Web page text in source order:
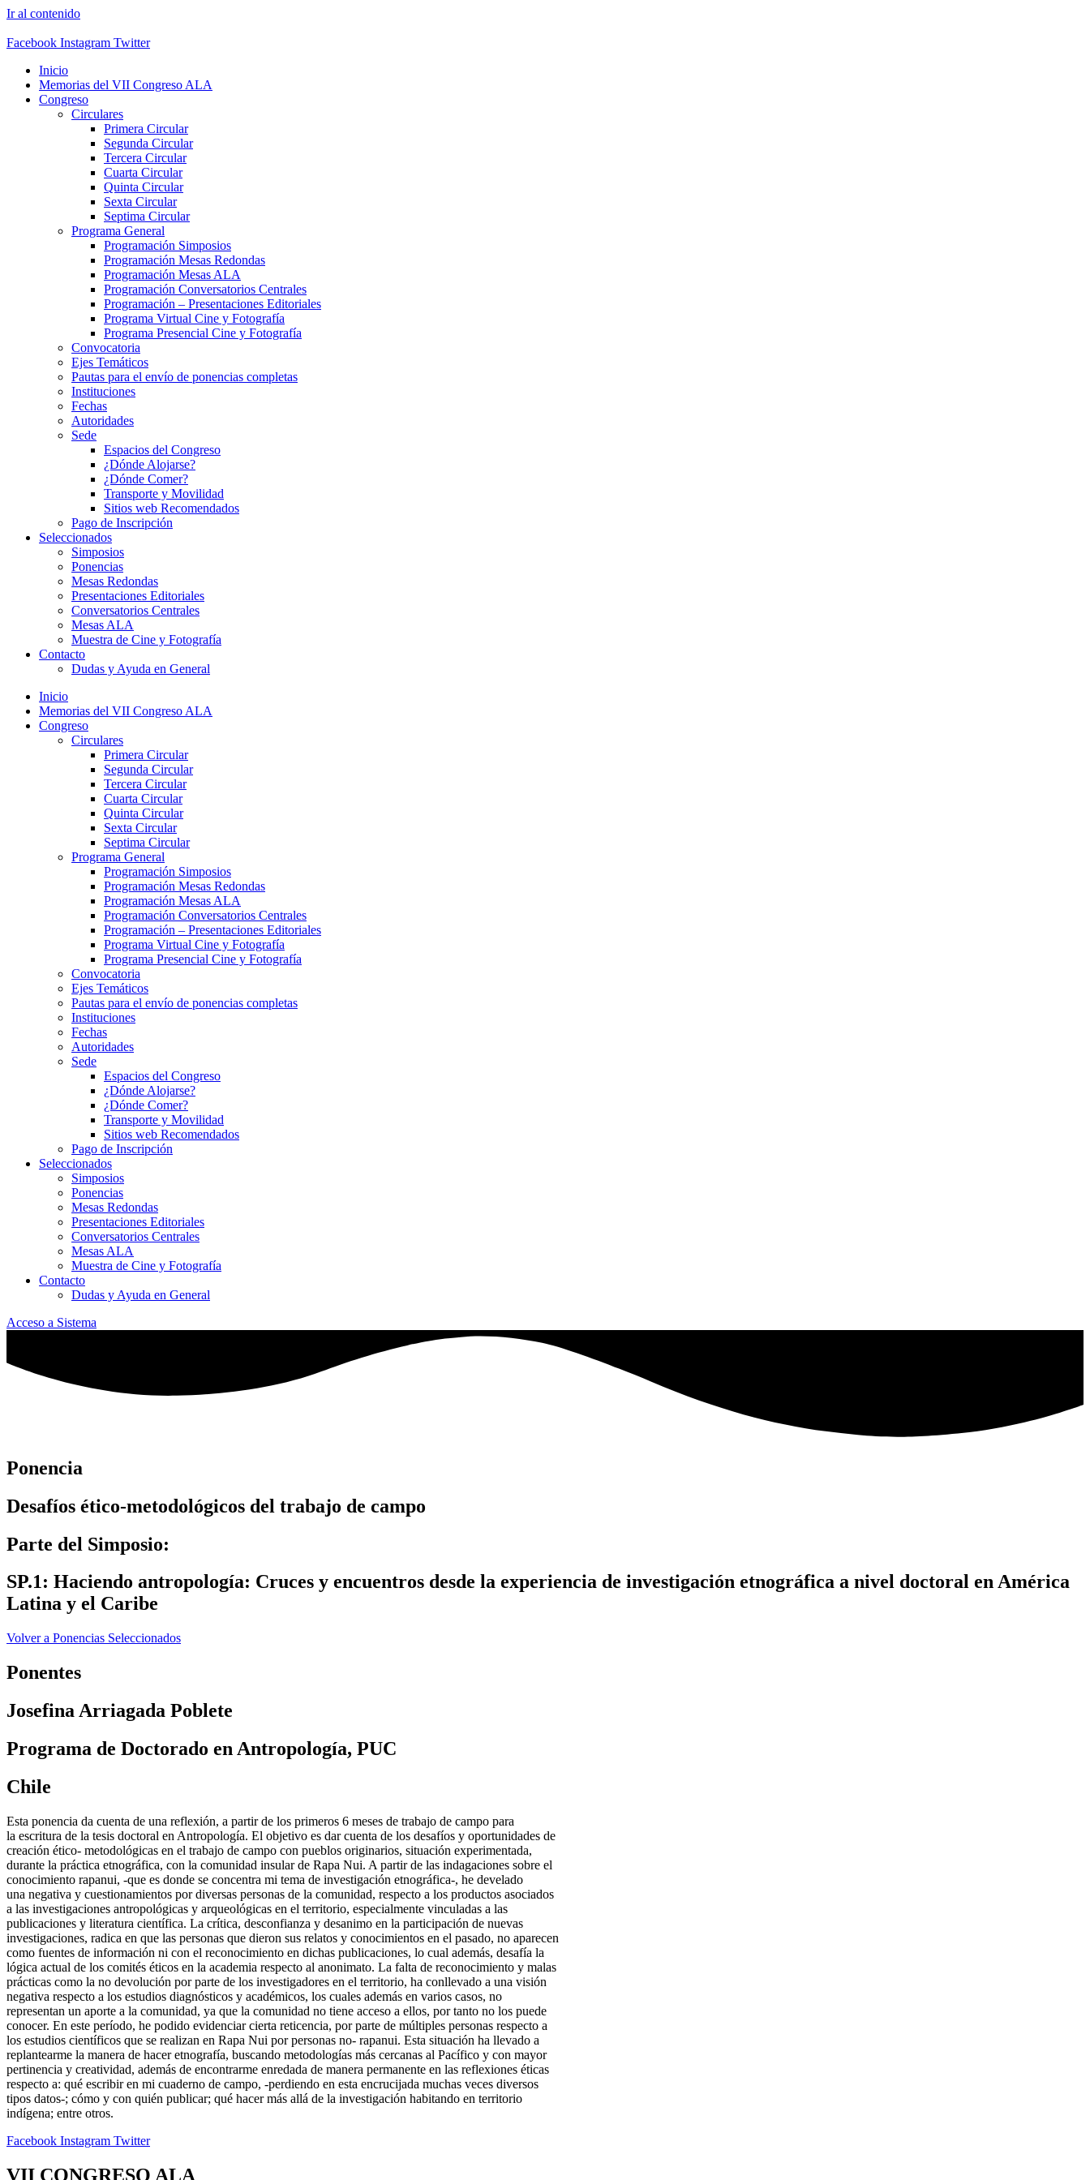
Ir al contenido
Facebook Instagram Twitter
Inicio
Memorias del VII Congreso ALA
Congreso
Circulares
Primera Circular
Segunda Circular
Tercera Circular
Cuarta Circular
Quinta Circular
Sexta Circular
Septima Circular
Programa General
Programación Simposios
Programación Mesas Redondas
Programación Mesas ALA
Programación Conversatorios Centrales
Programación – Presentaciones Editoriales
Programa Virtual Cine y Fotografía
Programa Presencial Cine y Fotografía
Convocatoria
Ejes Temáticos
Pautas para el envío de ponencias completas
Instituciones
Fechas
Autoridades
Sede
Espacios del Congreso
¿Dónde Alojarse?
¿Dónde Comer?
Transporte y Movilidad
Sitios web Recomendados
Pago de Inscripción
Seleccionados
Simposios
Ponencias
Mesas Redondas
Presentaciones Editoriales
Conversatorios Centrales
Mesas ALA
Muestra de Cine y Fotografía
Contacto
Dudas y Ayuda en General
Inicio
Memorias del VII Congreso ALA
Congreso
Circulares
Primera Circular
Segunda Circular
Tercera Circular
Cuarta Circular
Quinta Circular
Sexta Circular
Septima Circular
Programa General
Programación Simposios
Programación Mesas Redondas
Programación Mesas ALA
Programación Conversatorios Centrales
Programación – Presentaciones Editoriales
Programa Virtual Cine y Fotografía
Programa Presencial Cine y Fotografía
Convocatoria
Ejes Temáticos
Pautas para el envío de ponencias completas
Instituciones
Fechas
Autoridades
Sede
Espacios del Congreso
¿Dónde Alojarse?
¿Dónde Comer?
Transporte y Movilidad
Sitios web Recomendados
Pago de Inscripción
Seleccionados
Simposios
Ponencias
Mesas Redondas
Presentaciones Editoriales
Conversatorios Centrales
Mesas ALA
Muestra de Cine y Fotografía
Contacto
Dudas y Ayuda en General
Acceso a Sistema
Ponencia
Desafíos ético-metodológicos del trabajo de campo
Parte del Simposio:
SP.1: Haciendo antropología: Cruces y encuentros desde la experiencia de investigación etnográfica a nivel doctoral en América
Latina y el Caribe
Volver a Ponencias Seleccionados
Ponentes
Josefina Arriagada Poblete
Programa de Doctorado en Antropología, PUC
Chile
Esta ponencia da cuenta de una reflexión, a partir de los primeros 6 meses de trabajo de campo para
la escritura de la tesis doctoral en Antropología. El objetivo es dar cuenta de los desafíos y oportunidades de
creación ético- metodológicas en el trabajo de campo con pueblos originarios, situación experimentada,
durante la práctica etnográfica, con la comunidad insular de Rapa Nui. A partir de las indagaciones sobre el
conocimiento rapanui, -que es donde se concentra mi tema de investigación etnográfica-, he develado
una negativa y cuestionamientos por diversas personas de la comunidad, respecto a los productos asociados
a las investigaciones antropológicas y arqueológicas en el territorio, especialmente vinculadas a las
publicaciones y literatura científica. La crítica, desconfianza y desanimo en la participación de nuevas
investigaciones, radica en que las personas que dieron sus relatos y conocimientos en el pasado, no aparecen
como fuentes de información ni con el reconocimiento en dichas publicaciones, lo cual además, desafía la
lógica actual de los comités éticos en la academia respecto al anonimato. La falta de reconocimiento y malas
prácticas como la no devolución por parte de los investigadores en el territorio, ha conllevado a una visión
negativa respecto a los estudios diagnósticos y académicos, los cuales además en varios casos, no
representan un aporte a la comunidad, ya que la comunidad no tiene acceso a ellos, por tanto no los puede
conocer. En este período, he podido evidenciar cierta reticencia, por parte de múltiples personas respecto a
los estudios científicos que se realizan en Rapa Nui por personas no- rapanui. Esta situación ha llevado a
replantearme la manera de hacer etnografía, buscando metodologías más cercanas al Pacífico y con mayor
pertinencia y creatividad, además de encontrarme enredada de manera permanente en las reflexiones éticas
respecto a: qué escribir en mi cuaderno de campo, -perdiendo en esta encrucijada muchas veces diversos
tipos datos-; cómo y con quién publicar; qué hacer más allá de la investigación habitando en territorio
indígena; entre otros.
Facebook Instagram Twitter
VII CONGRESO ALA